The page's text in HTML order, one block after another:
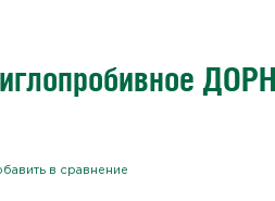
в сравнение